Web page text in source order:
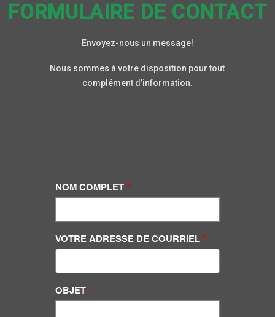
FORMULAIRE DE CONTACT
Envoyez-nous un message!
Nous sommes à votre disposition pour tout
complément d’information.
NOM COMPLET
VOTRE ADRESSE DE COURRIEL
OBJET